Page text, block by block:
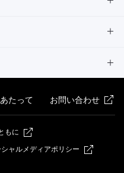
たって お問い合わせ
もに
ャルメディアポリシー